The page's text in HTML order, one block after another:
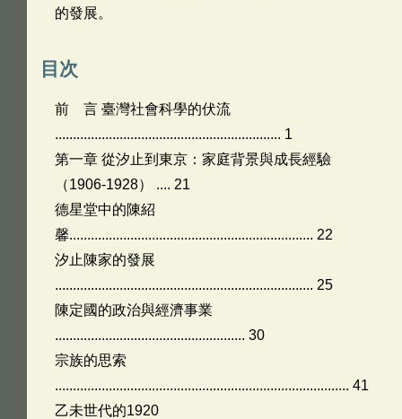
的發展。
目次
前 言 臺灣社會科學的伏流
............................................................... 1
第一章 從汐止到東京：家庭背景與成長經驗
（1906-1928） .... 21
德星堂中的陳紹
馨.................................................................... 22
汐止陳家的發展
........................................................................ 25
陳定國的政治與經濟事業
..................................................... 30
宗族的思索
.................................................................................. 41
乙未世代的1920